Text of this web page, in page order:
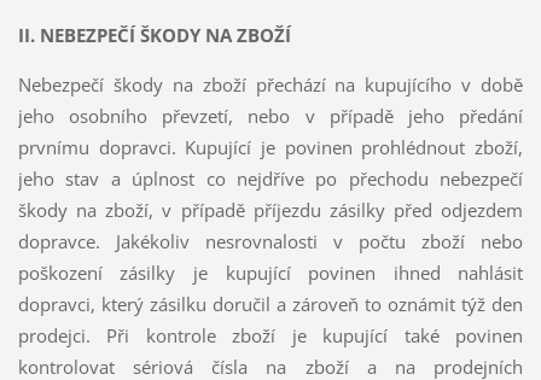
II. NEBEZPEČÍ ŠKODY NA ZBOŽÍ
Nebezpečí škody na zboží přechází na kupujícího v době
jeho osobního převzetí, nebo v případě jeho předání
prvnímu dopravci. Kupující je povinen prohlédnout zboží,
jeho stav a úplnost co nejdříve po přechodu nebezpečí
škody na zboží, v případě příjezdu zásilky před odjezdem
dopravce. Jakékoliv nesrovnalosti v počtu zboží nebo
poškození zásilky je kupující povinen ihned nahlásit
dopravci, který zásilku doručil a zároveň to oznámit týž den
prodejci. Při kontrole zboží je kupující také povinen
kontrolovat sériová čísla na zboží a na prodejních